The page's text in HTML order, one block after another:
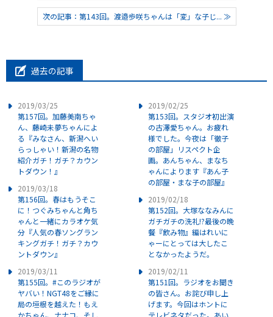
次の記事：第143回。渡邉歩咲ちゃんは「変」な子じ... ≫
過去の記事
2019/03/25
第157回。加藤美南ちゃ
ん、藤崎未夢ちゃんによ
る『みなさん、新潟へい
らっしゃい！新潟の名物
紹介ガチ！ガチ？カウン
トダウン！』
2019/03/18
第156回。春はもうそこ
に！つぐみちゃんと角ち
ゃんと一緒にカラオケ気
分『人気の春ソングラン
キングガチ！ガチ？カウ
ントダウン』
2019/03/11
第155回。#このラジオが
ヤバい！NGT48をご縁に
局の垣根を越えた！もえ
2019/02/25
第153回。スタジオ初出演
の古澤愛ちゃん。お疲れ
様でした。今夜は「徹子
の部屋」リスペクト企
画。あんちゃん、まなち
ゃんによります『あん子
の部屋・まな子の部屋』
2019/02/18
第152回。大塚ななみんに
ガチガチの洗礼!?最後の晩
餐『飲み物』編はれいに
ゃーにとっては大したこ
となかったようだ。
2019/02/11
第151回。ラジオをお聞き
の皆さん。お詫び申し上
げます。今回はホントに